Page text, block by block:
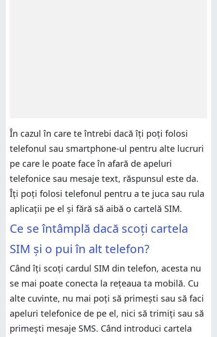
În cazul în care te întrebi dacă îți poți folosi
telefonul sau smartphone-ul pentru alte lucruri
pe care le poate face în afară de apeluri
telefonice sau mesaje text, răspunsul este da.
Îți poți folosi telefonul pentru a te juca sau rula
aplicații pe el și fără să aibă o cartelă SIM.
Ce se întâmplă dacă scoți cartela
SIM și o pui în alt telefon?
Când îți scoți cardul SIM din telefon, acesta nu
se mai poate conecta la rețeaua ta mobilă. Cu
alte cuvinte, nu mai poți să primești sau să faci
apeluri telefonice de pe el, nici să trimiți sau să
primești mesaje SMS. Când introduci cartela